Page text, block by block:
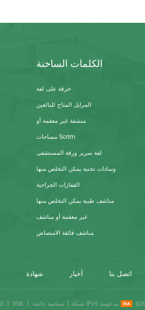
الكلمات الساخنة
خرقة على لفة
المرايل المتاح للبالغين
منشفة غير معقمة أو
مساحات Scrim
لفة سرير ورقة المستشفى
وسادات تحتية يمكن التخلص منها
القفازات الجراحية
مناشف طبية يمكن التخلص منها
غير معقمة أو مناشف
مناشف فائقة الامتصاص
شهادة أخبار اتصل بنا
كل الحقوق محفوظة. | XML | سياسة خاصة | شبكة IPv6 مدعومة 皖